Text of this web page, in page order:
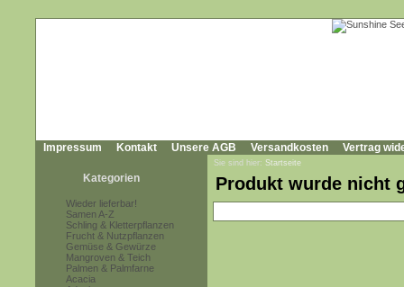
Impressum Kontakt Unsere AGB Versandkosten Vertrag
Kategorien
Wieder lieferbar!
Samen A-Z
Schling & Kletterpflanzen
Frucht & Nutzpflanzen
Gemüse & Gewürze
Mangroven & Teich
Palmen & Palmfarne
Acacia
Sie sind hier: Startseite
Produkt wurde nicht